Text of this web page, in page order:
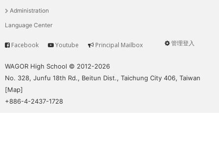
單Administration
Language Center
User
管理登入
Service
Facebook Youtube Principal Mailbox
WAGOR High School © 2012-2026
No. 328, Junfu 18th Rd., Beitun Dist., Taichung City 406, Taiwan
[Map]
+886-4-2437-1728